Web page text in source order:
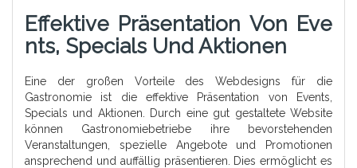
Effektive Präsentation Von Eve
Nts, Specials Und Aktionen
Eine der großen Vorteile des Webdesigns für die
Gastronomie ist die effektive Präsentation von Events,
Specials und Aktionen. Durch eine gut gestaltete Website
können Gastronomiebetriebe ihre bevorstehenden
Veranstaltungen, spezielle Angebote und Promotionen
ansprechend und auffällig präsentieren. Dies ermöglicht es